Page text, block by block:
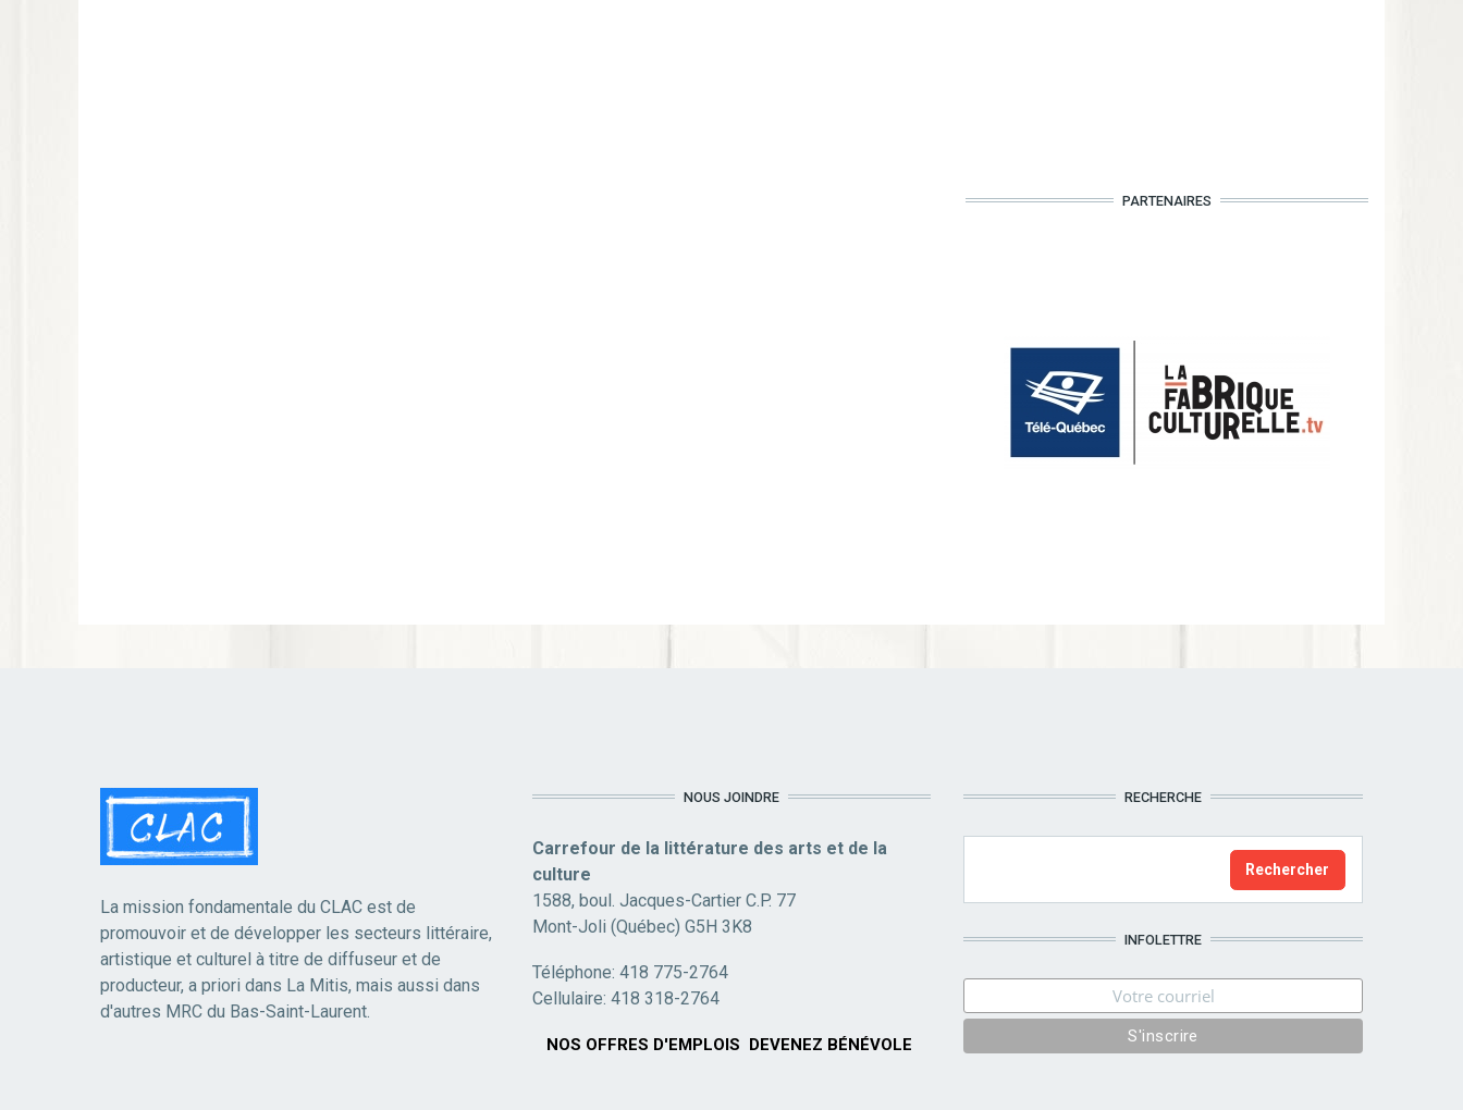
PARTENAIRES
La mission fondamentale du CLAC est de
promouvoir et de développer les secteurs littéraire,
artistique et culturel à titre de diffuseur et de
producteur, a priori dans La Mitis, mais aussi dans
d'autres MRC du Bas-Saint-Laurent.
NOUS JOINDRE
Carrefour de la littérature des arts et de la
culture
1588, boul. Jacques-Cartier C.P. 77
Mont-Joli (Québec) G5H 3K8
Téléphone: 418 775-2764
Cellulaire: 418 318-2764
NOS OFFRES D'EMPLOIS DEVENEZ BÉNÉVOLE
RECHERCHE
INFOLETTRE